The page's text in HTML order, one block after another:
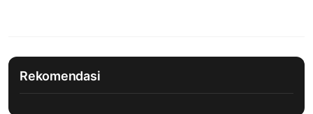
Rekomendasi